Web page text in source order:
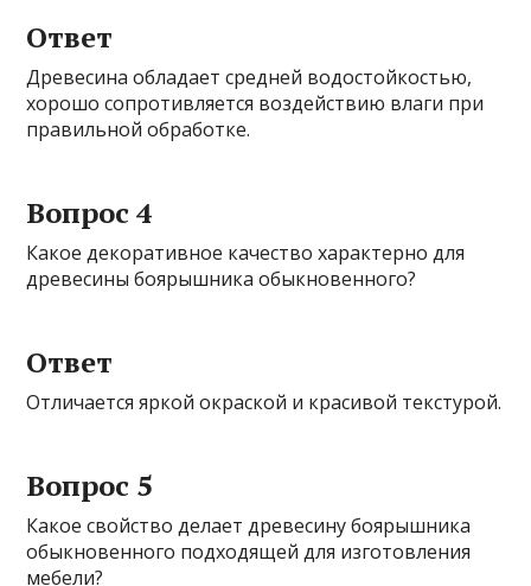
Ответ
Древесина обладает средней водостойкостью,
хорошо сопротивляется воздействию влаги при
правильной обработке.
Вопрос 4
Какое декоративное качество характерно для
древесины боярышника обыкновенного?
Ответ
Отличается яркой окраской и красивой текстурой.
Вопрос 5
Какое свойство делает древесину боярышника
обыкновенного подходящей для изготовления
мебели?